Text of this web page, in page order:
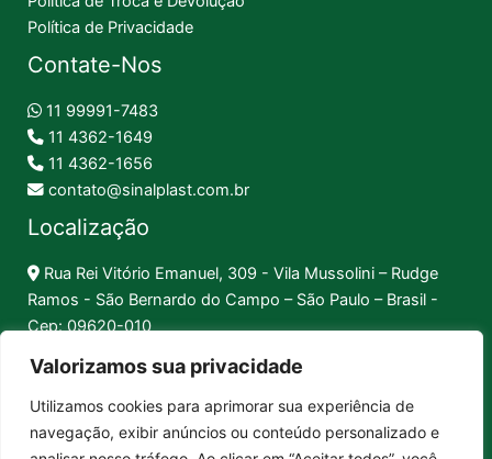
Valorizamos sua privacidade
Utilizamos cookies para aprimorar sua experiência de
navegação, exibir anúncios ou conteúdo personalizado e
Política de Privacidade
Contate-Nos
11 99991-7483
11 4362-1649
11 4362-1656
contato@sinalplast.com.br
Localização
Rua Rei Vitório Emanuel, 309 - Vila Mussolini – Rudge
Ramos - São Bernardo do Campo – São Paulo – Brasil -
Cep: 09620-010
Pix │ Boleto │ Cartão